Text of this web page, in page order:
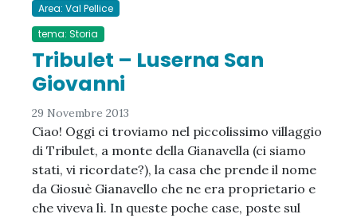
Area: Val Pellice
tema: Storia
Tribulet – Luserna San
Giovanni
29 Novembre 2013
Ciao! Oggi ci troviamo nel piccolissimo villaggio
di Tribulet, a monte della Gianavella (ci siamo
stati, vi ricordate?), la casa che prende il nome
da Giosuè Gianavello che ne era proprietario e
che viveva lì. In queste poche case, poste sul